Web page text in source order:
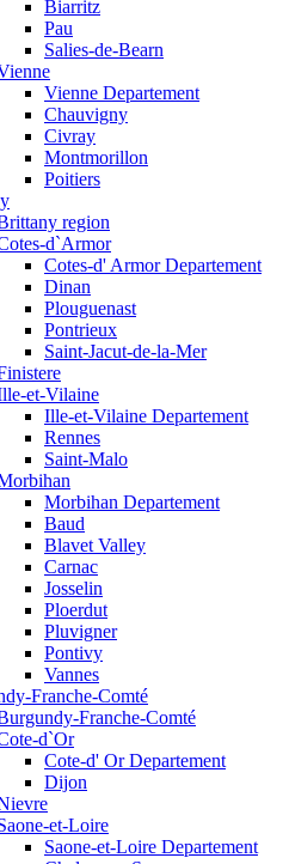
Biarritz
Pau
Salies-de-Bearn
Vienne Departement
Chauvigny
Civray
Montmorillon
Poitiers
region
d`Armor
Cotes-d' Armor Departement
Dinan
Plouguenast
Pontrieux
Saint-Jacut-de-la-Mer
et-Vilaine
Ille-et-Vilaine Departement
Rennes
Saint-Malo
Morbihan Departement
Baud
Blavet Valley
Carnac
Josselin
Ploerdut
Pluvigner
Pontivy
Vannes
Franche-Comté
Franche-Comté
d`Or
Cote-d' Or Departement
Dijon
et-Loire
Saone-et-Loire Departement